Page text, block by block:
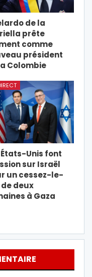
de la
prête
comme
président
Colombie
États-Unis font
sur Israël
un cessez-le-
deux
à Gaza